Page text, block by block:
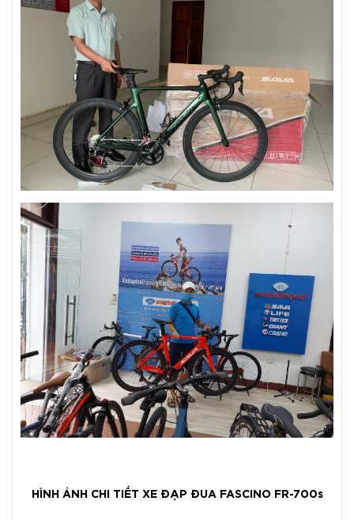
HÌNH ẢNH CHI TIẾT XE ĐẠP ĐUA FASCINO FR-700s